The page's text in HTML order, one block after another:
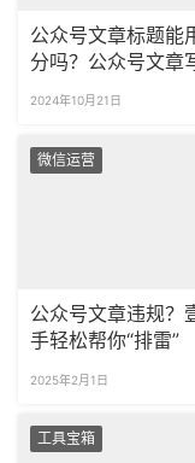
公众号文章标题能
分吗？公众号文章
2024年10月21日
微信运营
公众号文章违规？
手轻松帮你“排雷”
2025年2月1日
工具宝箱